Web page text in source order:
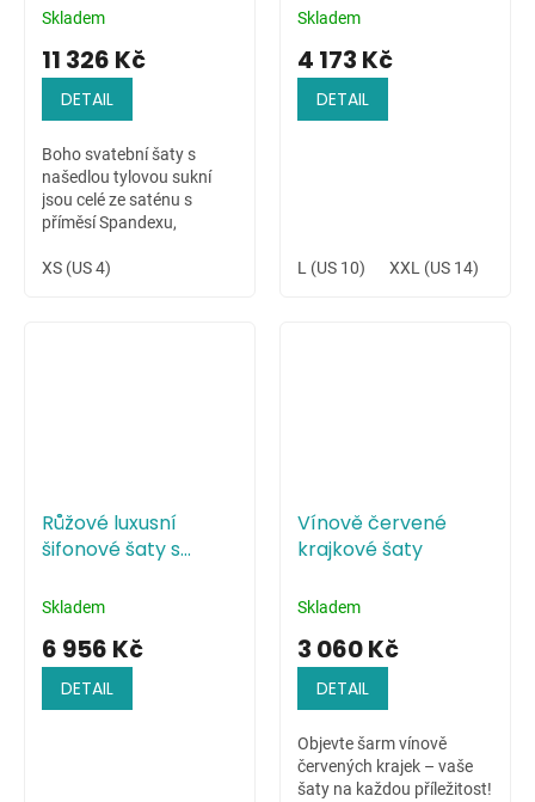
Skladem
11 326 Kč
DETAIL
Boho svatební šaty s
našedlou tylovou sukní
jsou celé ze saténu s
příměsí Spandexu,
krajkovou aplikací na
XS (US 4)
Skladem
4 173 Kč
DETAIL
L (US 10) XXL (US 14)
Růžové luxusní
šifonové šaty s
pajetkami
Skladem
6 956 Kč
DETAIL
Vínově červené
krajkové šaty
Skladem
3 060 Kč
DETAIL
Objevte šarm vínově
červených krajek – vaše
šaty na každou příležitost!